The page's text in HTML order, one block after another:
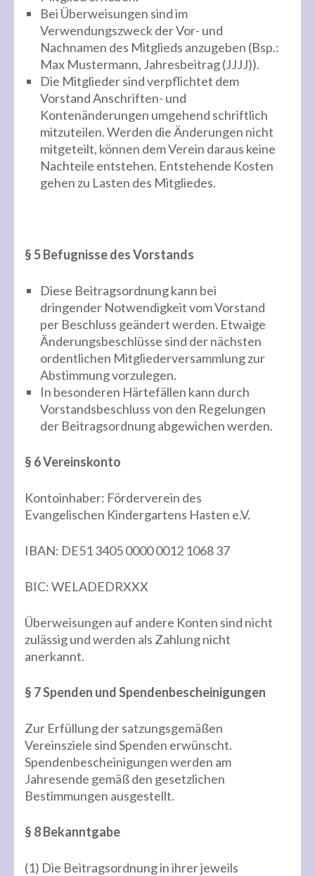
Bei Überweisungen sind im
Verwendungszweck der Vor- und
Nachnamen des Mitglieds anzugeben (Bsp.:
Max Mustermann, Jahresbeitrag (JJJJ)).
Die Mitglieder sind verpflichtet dem
Vorstand Anschriften- und
Kontenänderungen umgehend schriftlich
mitzuteilen. Werden die Änderungen nicht
mitgeteilt, können dem Verein daraus keine
Nachteile entstehen. Entstehende Kosten
gehen zu Lasten des Mitgliedes.
§ 5 Befugnisse des Vorstands
Diese Beitragsordnung kann bei
dringender Notwendigkeit vom Vorstand
per Beschluss geändert werden. Etwaige
Änderungsbeschlüsse sind der nächsten
ordentlichen Mitgliederversammlung zur
Abstimmung vorzulegen.
In besonderen Härtefällen kann durch
Vorstandsbeschluss von den Regelungen
der Beitragsordnung abgewichen werden.
§ 6 Vereinskonto
Kontoinhaber: Förderverein des
Evangelischen Kindergartens Hasten e.V.
IBAN: DE51 3405 0000 0012 1068 37
BIC: WELADEDRXXX
Überweisungen auf andere Konten sind nicht
zulässig und werden als Zahlung nicht
anerkannt.
§ 7 Spenden und Spendenbescheinigungen
Zur Erfüllung der satzungsgemäßen
Vereinsziele sind Spenden erwünscht.
Spendenbescheinigungen werden am
Jahresende gemäß den gesetzlichen
Bestimmungen ausgestellt.
§ 8 Bekanntgabe
(1) Die Beitragsordnung in ihrer jeweils